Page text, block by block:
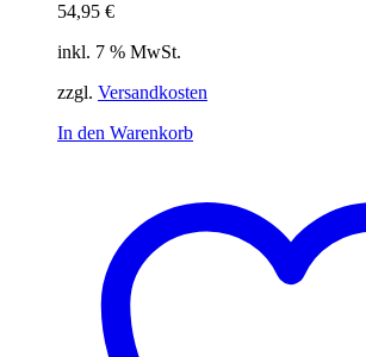
54,95 €
inkl. 7 % MwSt.
zzgl. Versandkosten
In den Warenkorb